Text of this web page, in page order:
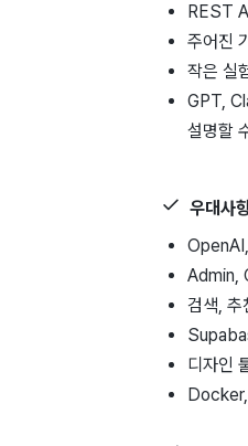
REST
주어진
작은 실
GPT,
설명할
우대사
Admin,
검색, 추
디자인